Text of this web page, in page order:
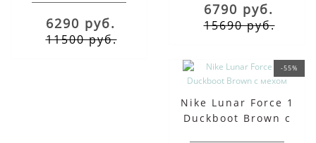
6290 руб.
11500 руб.
6790 руб.
15690 руб.
-55%
Nike Lunar Force 1
Duckboot Brown с